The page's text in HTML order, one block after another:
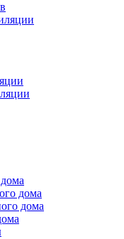
дома
дома